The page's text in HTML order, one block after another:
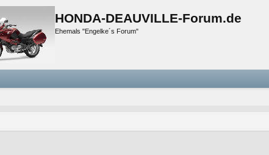
HONDA-DEAUVILLE-Forum.de
Ehemals "Engelke´s Forum"